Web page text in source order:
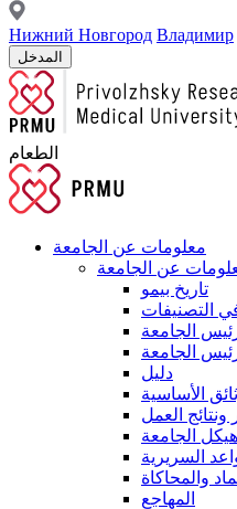
Нижний Новгород Владимир
المدخل
الطعام
معلومات عن الجامعة
عن الجامعة
تاريخ بيمو
التصنيفات
الجامعة
الجامعة
دليل
الأساسية
ونتائج العمل
هيكل الجامعة
السريرية
والمحاكاة
المهاجع